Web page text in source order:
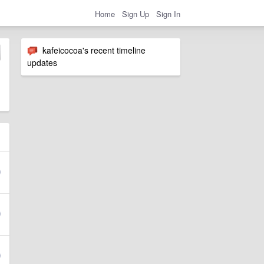
Home Sign Up Sign In
kafeicocoa's recent timeline
updates